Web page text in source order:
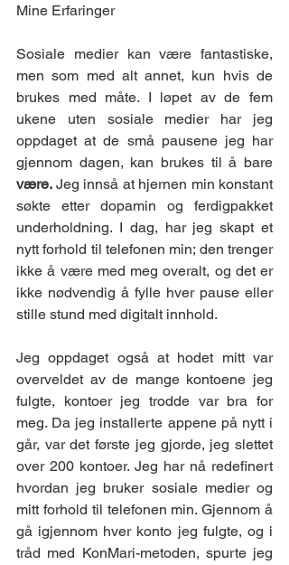
Mine Erfaringer
Sosiale medier kan være fantastiske,
men som med alt annet, kun hvis de
brukes med måte. I løpet av de fem
ukene uten sosiale medier har jeg
oppdaget at de små pausene jeg har
være. Jeg innså at hjernen min konstant
søkte etter dopamin og ferdigpakket
underholdning. I dag, har jeg skapt et
nytt forhold til telefonen min; den trenger
ikke å være med meg overalt, og det er
ikke nødvendig å fylle hver pause eller
stille stund med digitalt innhold.
Jeg oppdaget også at hodet mitt var
overveldet av de mange kontoene jeg
fulgte, kontoer jeg trodde var bra for
meg. Da jeg installerte appene på nytt i
går, var det første jeg gjorde, jeg slettet
over 200 kontoer. Jeg har nå redefinert
hvordan jeg bruker sosiale medier og
mitt forhold til telefonen min. Gjennom å
gå igjennom hver konto jeg fulgte, og i
tråd med KonMari-metoden, spurte jeg